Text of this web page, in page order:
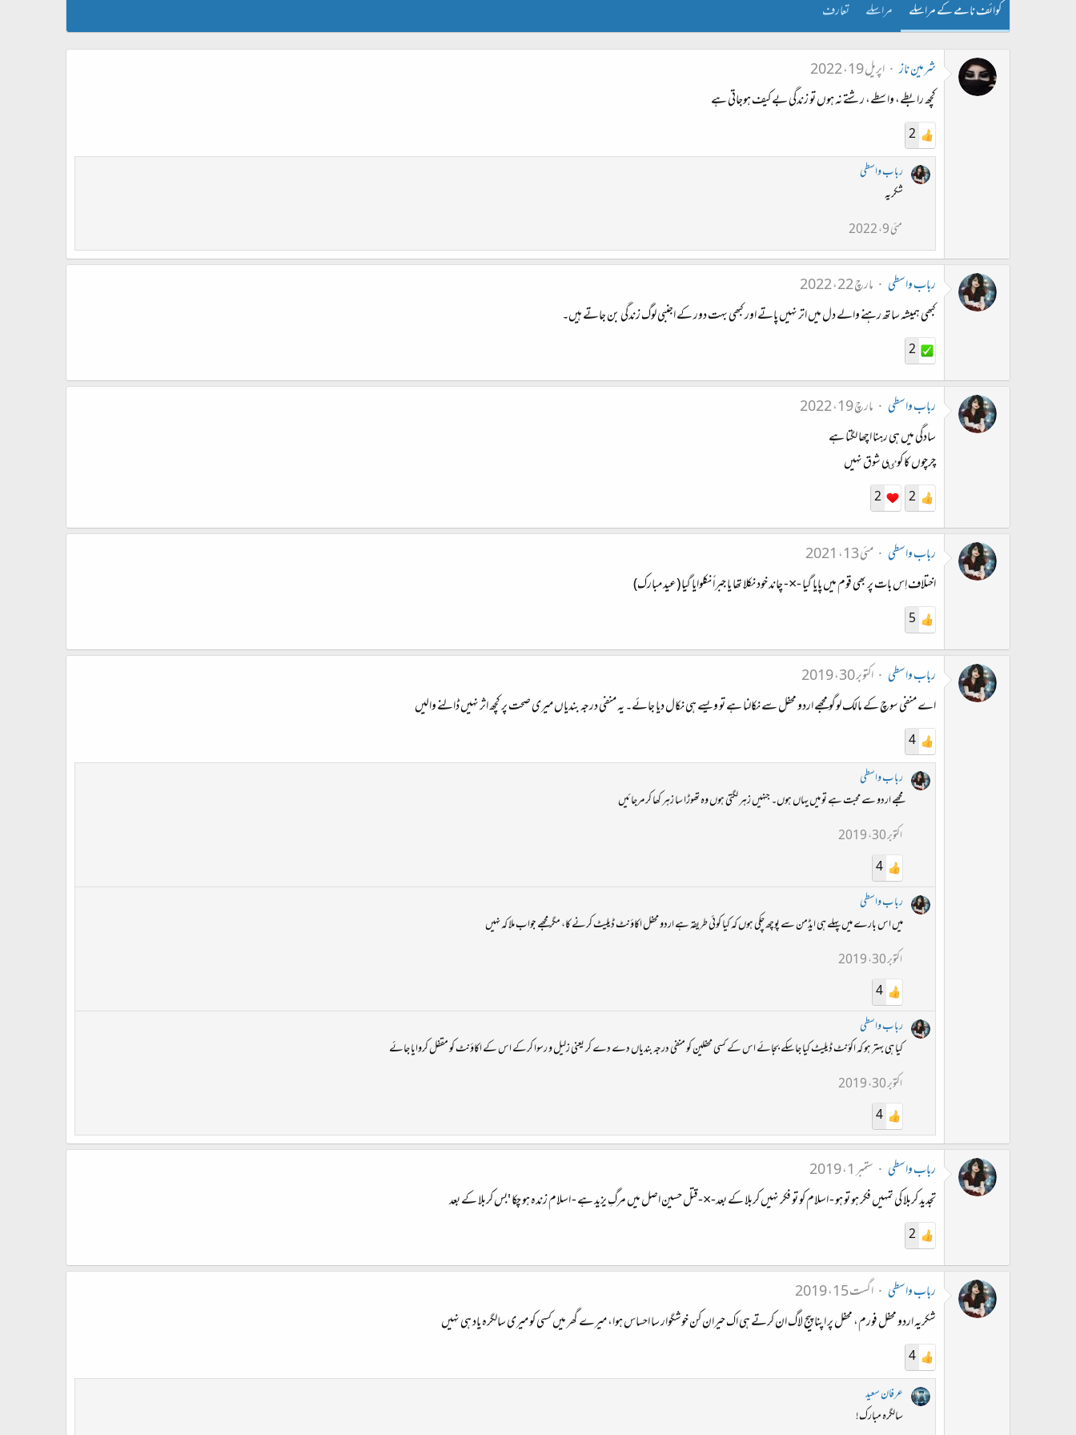
کوائف نامے کے مراسلے مراسلے تعارف
شرمین ناز
اپریل 19، 2022
کچھ رابطے، واسطے، رشتے نہ ہوں تو زندگی بے کیف ہوجاتی ہے
2
رباب واسطی
شکریہ
مئی 9، 2022
رباب واسطی
مارچ 22، 2022
کبھی ہمیشہ ساتھ رہنے والے دل میں اتر نہیں پاتے اور کبھی بہت دور کے اجنبی لوگ زندگی بن جاتے ہیں۔
2
رباب واسطی
مارچ 19، 2022
سادگی میں ہی رہنا اچھا لگتا ہے
چرچوں کا کوٸی شوق نہیں
2
2
رباب واسطی
مئی 13، 2021
اختلاف اِس بات پر بھی قوم میں پایا گیا -×- چاند خود نکلا تھا یا جبراً نکلوایا گیا (عید مبارک)
5
رباب واسطی
اکتوبر 30، 2019
اے منفی سوچ کے مالک لوگو مجھے اردو محفل سے نکالنا ہے تو ویسے ہی نکال دیا جائے۔ یہ منفی درجہ بندیاں میری صحت پر کچھ اثر نہیں ڈالنے والیں
4
رباب واسطی
مجھے اردو سے محبت ہے تو میں یہاں ہوں۔ جنہیں زہر لگتی ہوں وہ تھوڑا سا زہر کھا کر مرجائیں
اکتوبر 30، 2019
4
رباب واسطی
میں اس بارے میں پہلے ہی ایڈمن سے پوچھ چکی ہوں کہ کیا کوئی طریقہ ہے اردو محفل اکاؤنٹ ڈیلیٹ کرنے کا، مگر مجھے جواب ملا کہ نہیں
اکتوبر 30، 2019
4
رباب واسطی
کیا ہی بہتر ہو کہ اکؤنٹ ڈیلیٹ کیا جاسکے بجائے اس کے کسی محفلین کو منفی درجہ بندیاں دے دے کر یعنی زلیل و رسوا کرکے اس کے اکاؤنٹ کو مقفل کروایا جائے
اکتوبر 30، 2019
4
رباب واسطی
ستمبر 1، 2019
تجدید کربلا کی تمہیں فکر ہو تو ہو - اسلام کو تو فکر نہیں کربلا کے بعد-×-قتل حسین اصل میں مرگِ یزید ہے - اسلام زندہ ہو چکا 'بس کربلا کے بعد
2
رباب واسطی
اگست 15، 2019
شکریہ اردو محفل فورم، محفل پر اپنا پیج لاگ ان کرتے ہی اک حیران کن خوشگوار سا احساس ہوا، میرے گھر میں کسی کو میری سالگرہ یاد ہی نہیں
4
عرفان سعید
سالگرہ مبارک!